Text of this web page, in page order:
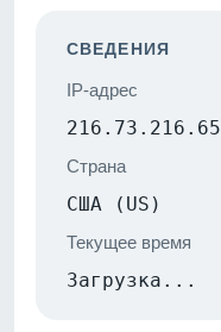
СВЕДЕНИЯ
IP-адрес
216.73.216.65
Страна
США (US)
Текущее время
Загрузка...